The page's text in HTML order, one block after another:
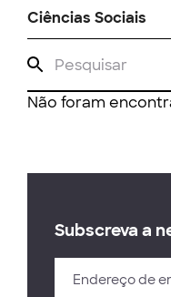
Ciências Sociais
Não foram
Subscreva a